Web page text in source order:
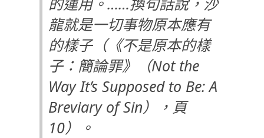
龍就是一切事物原本應有
的樣子（《不是原本的樣
子：簡論罪》（Not the
Way It’s Supposed to Be: A
Breviary of Sin），頁
10）。